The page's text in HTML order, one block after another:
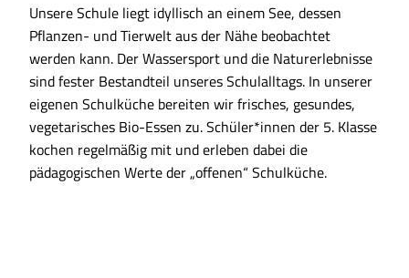
Unsere Schule liegt idyllisch an einem See, dessen
Pflanzen- und Tierwelt aus der Nähe beobachtet
werden kann. Der Wassersport und die Naturerlebnisse
sind fester Bestandteil unseres Schulalltags. In unserer
eigenen Schulküche bereiten wir frisches, gesundes,
vegetarisches Bio-Essen zu. Schüler*innen der 5. Klasse
kochen regelmäßig mit und erleben dabei die
pädagogischen Werte der „offenen“ Schulküche.